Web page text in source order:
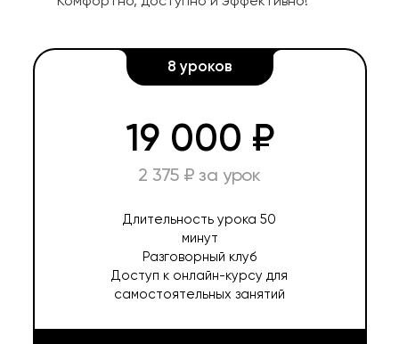
8 уроков
19 000 ₽
2 375 ₽ за урок
Длительность урока 50
минут
Разговорный клуб
Доступ к онлайн-курсу для
самостоятельных занятий